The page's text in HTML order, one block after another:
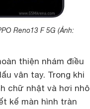
Reno13 F 5G (Ảnh:
thiện nhám điều
vân tay. Trong khi
chữ nhật và hơi nhô
kế màn hình tràn